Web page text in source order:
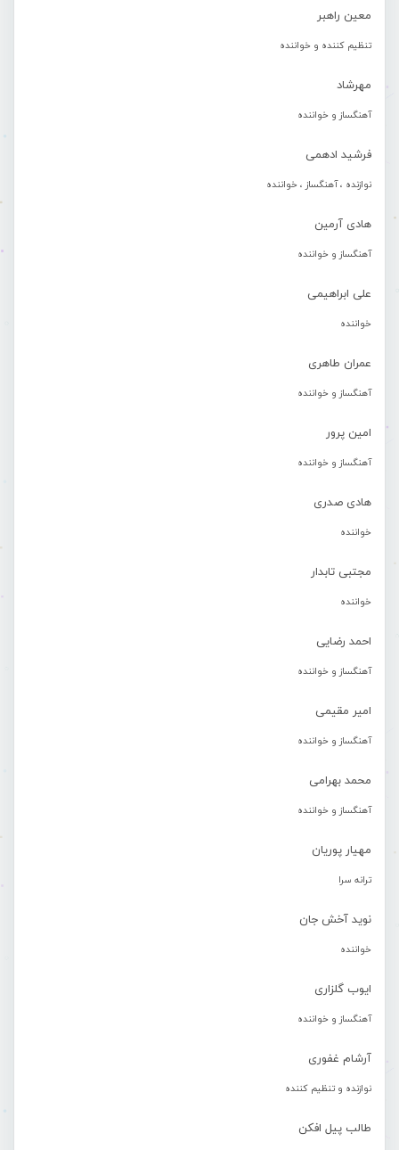
معین راهبر
تنظیم کننده و خواننده
مهرشاد
آهنگساز و خواننده
فرشید ادهمی
نوازنده ، آهنگساز ، خواننده
هادی آرمین
آهنگساز و خواننده
علی ابراهیمی
خواننده
عمران طاهری
آهنگساز و خواننده
امین پرور
آهنگساز و خواننده
هادی صدری
خواننده
مجتبی تابدار
خواننده
احمد رضایی
آهنگساز و خواننده
امیر مقیمی
آهنگساز و خواننده
محمد بهرامی
آهنگساز و خواننده
مهیار پوریان
ترانه سرا
نوید آخش جان
خواننده
ایوب گلزاری
آهنگساز و خواننده
آرشام غفوری
نوازنده و تنظیم کننده
طالب پیل افکن